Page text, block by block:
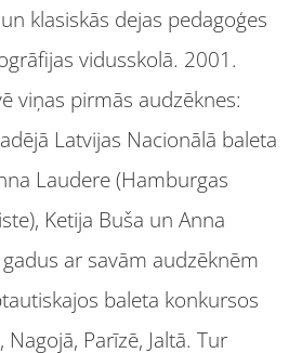
klasiskās dejas pedagoģes
vidusskolā. 2001.
viņas pirmās audzēknes:
Latvijas Nacionālā baleta
Laudere (Hamburgas
Ketija Buša un Anna
ar savām audzēknēm
baleta konkursos
Nagojā, Parīzē, Jaltā. Tur